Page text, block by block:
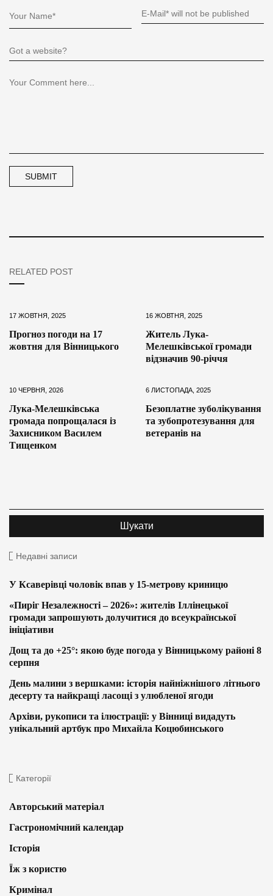
RELATED POST
17 ЖОВТНЯ, 2025
Прогноз погоди на 17
жовтня для Вінницького
16 ЖОВТНЯ, 2025
Житель Лука-
Мелешківської громади
відзначив 90-річчя
10 ЧЕРВНЯ, 2026
Лука-Мелешківська
громада попрощалася із
Захисником Василем
Тищенком
6 ЛИСТОПАДА, 2025
Безоплатне зуболікування
та зубопротезування для
ветеранів на
Недавні записи
У Ксаверівці чоловік впав у 15-метрову криницю
«Пиріг Незалежності – 2026»: жителів Іллінецької
громади запрошують долучитися до всеукраїнської
ініціативи
Дощ та до +25°: якою буде погода у Вінницькому районі 8
серпня
День малини з вершками: історія найніжнішого літнього
десерту та найкращі ласощі з улюбленої ягоди
Архіви, рукописи та ілюстрації: у Вінниці видадуть
унікальний артбук про Михайла Коцюбинського
Категорії
Авторський матеріал
Гастрономічний календар
Історія
Їж з користю
Кримінал